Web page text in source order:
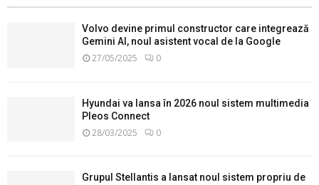
Volvo devine primul constructor care integrează
Gemini AI, noul asistent vocal de la Google
27/05/2025 0
Hyundai va lansa în 2026 noul sistem multimedia
Pleos Connect
28/03/2025 0
Grupul Stellantis a lansat noul sistem propriu de